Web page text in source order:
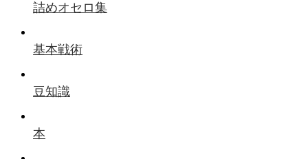
詰めオセロ集
基本戦術
豆知識
本